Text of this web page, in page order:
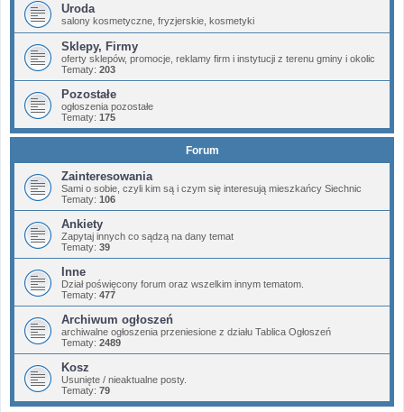
Uroda
salony kosmetyczne, fryzjerskie, kosmetyki
Sklepy, Firmy
oferty sklepów, promocje, reklamy firm i instytucji z terenu gminy i okolic
Tematy: 203
Pozostałe
ogłoszenia pozostałe
Tematy: 175
Forum
Zainteresowania
Sami o sobie, czyli kim są i czym się interesują mieszkańcy Siechnic
Tematy: 106
Ankiety
Zapytaj innych co sądzą na dany temat
Tematy: 39
Inne
Dział poświęcony forum oraz wszelkim innym tematom.
Tematy: 477
Archiwum ogłoszeń
archiwalne ogłoszenia przeniesione z działu Tablica Ogłoszeń
Tematy: 2489
Kosz
Usunięte / nieaktualne posty.
Tematy: 79